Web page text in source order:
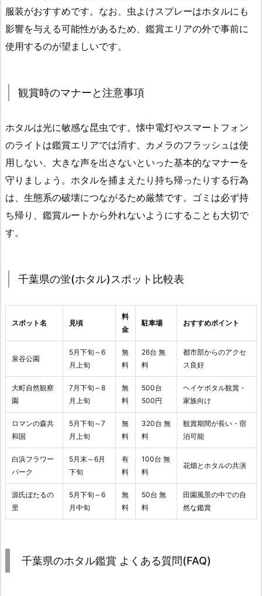
服装がおすすめです。なお、虫よけスプレーはホタルにも
影響を与える可能性があるため、鑑賞エリアの外で事前に
使用するのが望ましいです。
観賞時のマナーと注意事項
ホタルは光に敏感な昆虫です。懐中電灯やスマートフォン
のライトは鑑賞エリアでは消す、カメラのフラッシュは使
用しない、大きな声を出さないといった基本的なマナーを
守りましょう。ホタルを捕まえたり持ち帰ったりする行為
は、生態系の破壊につながるため厳禁です。ゴミは必ず持
ち帰り、鑑賞ルートから外れないようにすることも大切で
す。
千葉県の蛍(ホタル)スポット比較表
スポット名 見頃
料
金
駐車場 おすすめポイント
泉谷公園
5月下旬～6
月上旬
無
料
26台 無
料
都市部からのアクセ
ス良好
大町自然観察
園
7月下旬～8
月上旬
無
料
500台
500円
ヘイケボタル観賞・
家族向け
ロマンの森共
和国
5月下旬～7
月上旬
無
料
320台 無
料
観賞期間が長い・宿
泊可能
白浜フラワー
パーク
5月末～6月
下旬
有
料
100台 無
料
花畑とホタルの共演
源氏ぼたるの
里
5月下旬～6
月中旬
無
料
50台 無
料
田園風景の中での自
然な鑑賞
千葉県のホタル鑑賞 よくある質問(FAQ)